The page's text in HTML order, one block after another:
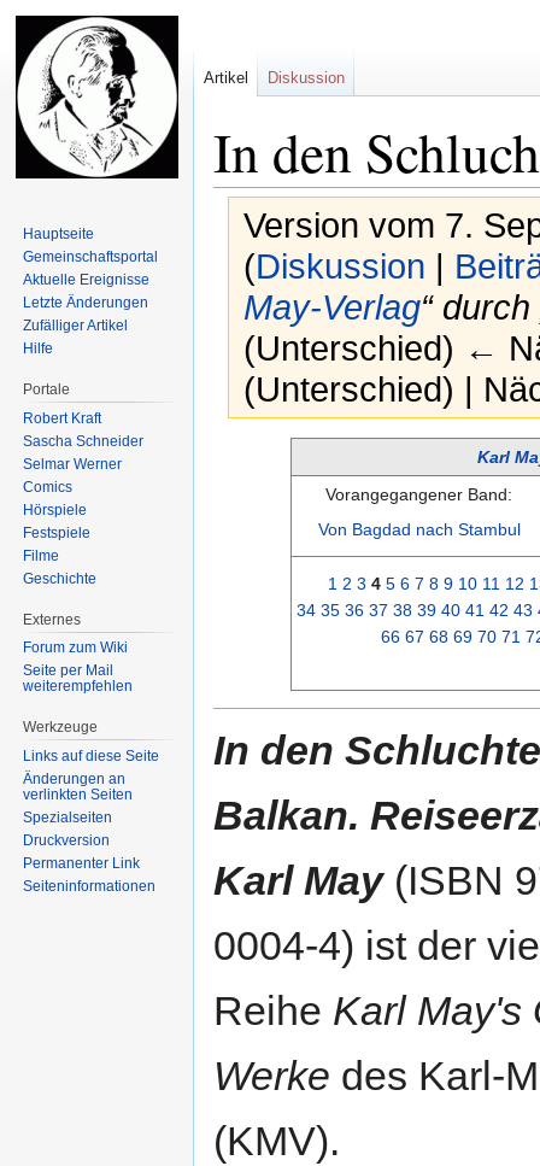
In den
Version vom 7.
(Diskussion |
May-Verlag“ durch
(Unterschied) ←
(Unterschied) |
Navigation
Karl
Vorangegangener Band:
Von Bagdad nach Stambul
1 2 3 4 5 6 7 8 9 10 11 12
34 35 36 37 38 39 40 41 42 43
66 67 68 69 70 71
In den
Balkan.
Karl May(ISBN
0004-4) ist der
Reihe Karl May's
Werke des Karl-
(KMV).
Artikel Diskussion
Hauptseite
Gemeinschafts­portal
Aktuelle Ereignisse
Letzte Änderungen
Zufälliger Artikel
Hilfe
Portale
Robert Kraft
Sascha Schneider
Selmar Werner
Comics
Hörspiele
Festspiele
Filme
Geschichte
Externes
Forum zum Wiki
Seite per Mail
weiterempfehlen
Werkzeuge
Links auf diese Seite
Änderungen an
verlinkten Seiten
Spezialseiten
Druckversion
Permanenter Link
Seiten­informationen